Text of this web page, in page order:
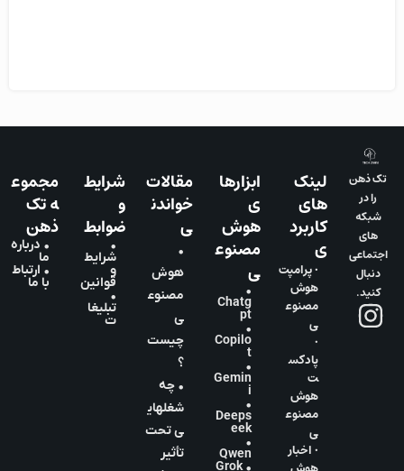
تک ذهن
را در
شبکه
های
اجتماعی
دنبال
کنید.
لینک
های
کاربرد
ی
• پرامپت
هوش
مصنوع
ی
•
پادکس
ت
هوش
مصنوع
ی
• اخبار
ابزارها
ی
هوش
مصنوع
ی
•
Chatg
pt
•
Copilo
t
•
Gemin
i
•
Deeps
eek
•
Qwen
• Grok
مقالات
خواندن
ی
•
هوش
مصنوع
ی
چیست
؟
• چه
شغلهای
ی تحت
تأثیر
شرایط
و
ضوابط
•
شرایط
و
قوانین
•
تبلیغا
ت
مجموع
ه تک
ذهن
• درباره
ما
• ارتباط
با ما